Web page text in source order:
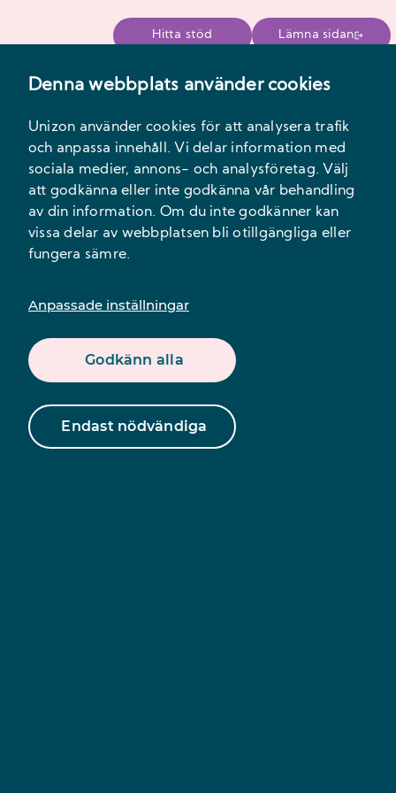
Denna webbplats använder cookies
Unizon använder cookies för att analysera trafik
och anpassa innehåll. Vi delar information med
sociala medier, annons- och analysföretag. Välj
att godkänna eller inte godkänna vår behandling
av din information. Om du inte godkänner kan
vissa delar av webbplatsen bli otillgängliga eller
fungera sämre.
Anpassade inställningar
Godkänn alla
Endast nödvändiga
Hitta stöd Lämna sidan
Meny
Malmö Barn- och
Kvinnojour
Vi erbjuder professionellt stöd för dig som blir eller
har blivit utsatt för våld i nära relation. Vår verksamhet
boende och en samtalsmottaning som erbjuder
kostnadsfria stödsamtal med kurator.